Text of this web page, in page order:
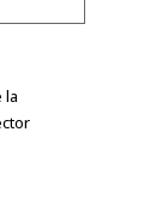
la